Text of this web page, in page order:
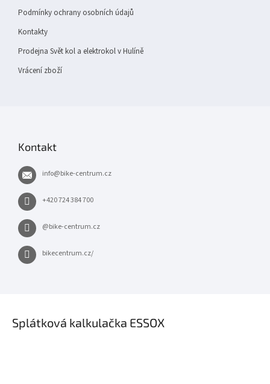
Podmínky ochrany osobních údajů
Kontakty
Prodejna Svět kol a elektrokol v Hulíně
Vrácení zboží
Kontakt
info@bike-centrum.cz
+420 724 384 700
@bike-centrum.cz
bikecentrum.cz/
Splátková kalkulačka ESSOX